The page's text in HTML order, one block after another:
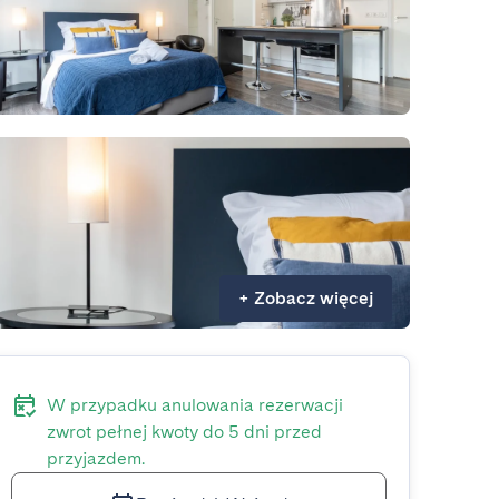
+ Zobacz więcej
W przypadku anulowania rezerwacji
zwrot pełnej kwoty do 5 dni przed
przyjazdem.